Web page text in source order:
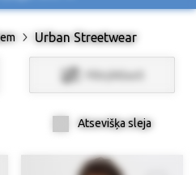
Urban Streetwear
Filtri/Atlasīt
Atsevišķa sleja